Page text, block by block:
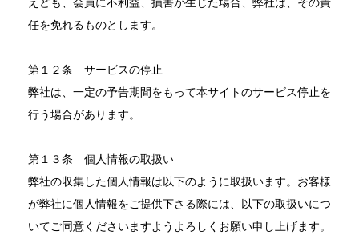
任を免れるものとします。
第１２条 サービスの停止
弊社は、一定の予告期間をもって本サイトのサービス停止を
行う場合があります。
第１３条 個人情報の取扱い
弊社の収集した個人情報は以下のように取扱います。お客様
が弊社に個人情報をご提供下さる際には、以下の取扱いにつ
いてご同意くださいますようよろしくお願い申し上げます。